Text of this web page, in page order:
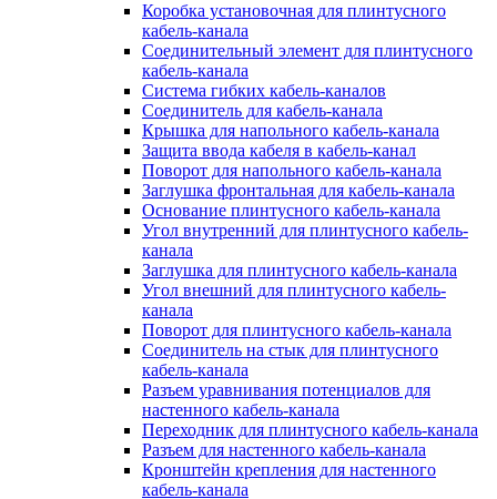
Коробка установочная для плинтусного
кабель-канала
Соединительный элемент для плинтусного
кабель-канала
Система гибких кабель-каналов
Соединитель для кабель-канала
Крышка для напольного кабель-канала
Защита ввода кабеля в кабель-канал
Поворот для напольного кабель-канала
Заглушка фронтальная для кабель-канала
Основание плинтусного кабель-канала
Угол внутренний для плинтусного кабель-
канала
Заглушка для плинтусного кабель-канала
Угол внешний для плинтусного кабель-
канала
Поворот для плинтусного кабель-канала
Соединитель на стык для плинтусного
кабель-канала
Разъем уравнивания потенциалов для
настенного кабель-канала
Переходник для плинтусного кабель-канала
Разъем для настенного кабель-канала
Кронштейн крепления для настенного
кабель-канала